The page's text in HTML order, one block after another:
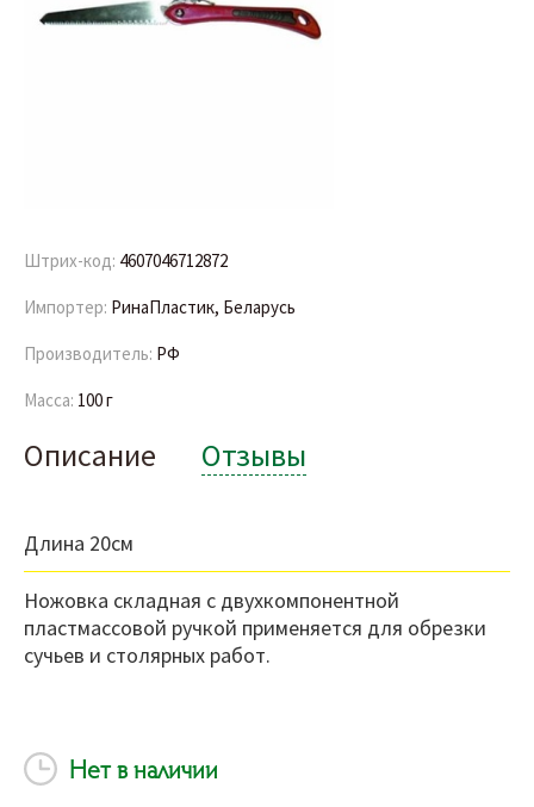
Штрих-код: 4607046712872
Импортер: РинаПластик, Беларусь
Производитель: РФ
Масса: 100 г
Описание Отзывы
Длина 20см
Ножовка складная с двухкомпонентной
пластмассовой ручкой применяется для обрезки
сучьев и столярных работ.
Нет в наличии